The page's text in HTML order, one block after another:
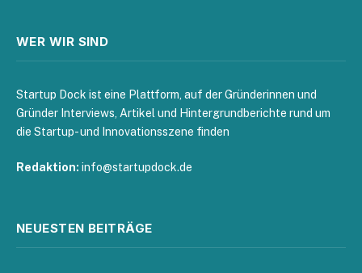
WER WIR SIND
Startup Dock ist eine Plattform, auf der Gründerinnen und
Gründer Interviews, Artikel und Hintergrundberichte rund um
die Startup- und Innovationsszene finden
Redaktion: info@startupdock.de
NEUESTEN BEITRÄGE